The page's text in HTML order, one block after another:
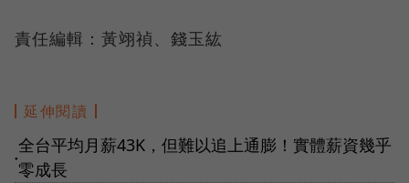
責任編輯：黃翊禎、錢玉紘
延伸閱讀
●
全台平均月薪43K，但難以追上通膨！實體薪資幾乎
零成長